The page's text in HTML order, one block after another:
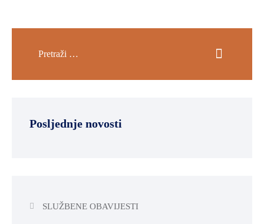
Posljednje novosti
SLUŽBENE OBAVIJESTI